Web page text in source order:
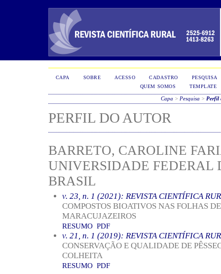
CAPA SOBRE ACESSO CADASTRO
PESQUISA
QUEM SOMOS
TEMPLATE
Capa > Pesquisa > Perfil
PERFIL DO AUTOR
BARRETO, CAROLINE
UNIVERSIDADE FEDERAL
BRASIL
v. 23, n. 1 (2021): REVISTA CIENTÍFICA
COMPOSTOS BIOATIVOS NAS FOLHAS
MARACUJAZEIROS
RESUMO PDF
v. 21, n. 1 (2019): REVISTA CIENTÍFICA
CONSERVAÇÃO E QUALIDADE DE
COLHEITA
RESUMO PDF